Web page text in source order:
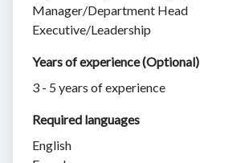
Manager/Department Head
Executive/Leadership
Years of experience (Optional)
3 - 5 years of experience
Required languages
English